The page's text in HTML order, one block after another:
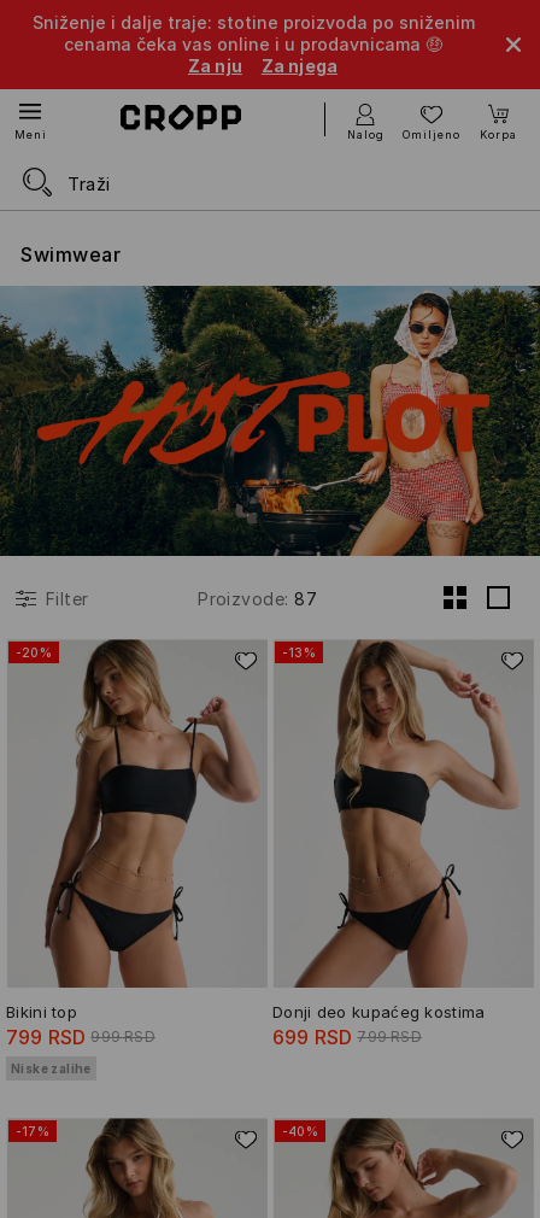
Sniženje i dalje traje: stotine proizvoda po sniženim
cenama čeka vas online i u prodavnicama 🤑
Za nju
Za njega
Meni Nalog Omiljeno Korpa
Swimwear
Filter Proizvode: 87
-20%
Bikini top
799 RSD 999 RSD
Niske zalihe
-13%
Donji deo kupaćeg kostima
699 RSD 799 RSD
-17% -40%